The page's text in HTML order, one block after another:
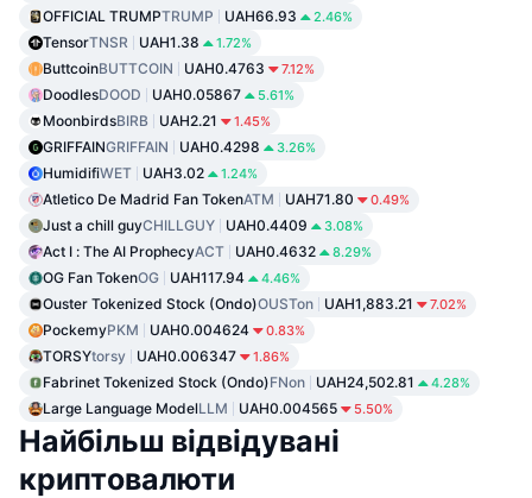
OFFICIAL TRUMPTRUMP UAH66.93 2.46%
TensorTNSR UAH1.38 1.72%
ButtcoinBUTTCOIN UAH0.4763 7.12%
DoodlesDOOD UAH0.05867 5.61%
MoonbirdsBIRB UAH2.21 1.45%
GRIFFAINGRIFFAIN UAH0.4298 3.26%
HumidifiWET UAH3.02 1.24%
Atletico De Madrid Fan TokenATM UAH71.80 0.49%
Just a chill guyCHILLGUY UAH0.4409 3.08%
Act I : The AI ProphecyACT UAH0.4632 8.29%
OG Fan TokenOG UAH117.94 4.46%
Ouster Tokenized Stock (Ondo)OUSTon UAH1,883.21 7.02%
PockemyPKM UAH0.004624 0.83%
TORSYtorsy UAH0.006347 1.86%
Fabrinet Tokenized Stock (Ondo)FNon UAH24,502.81 4.28%
Large Language ModelLLM UAH0.004565 5.50%
Найбільш відвідувані
криптовалюти